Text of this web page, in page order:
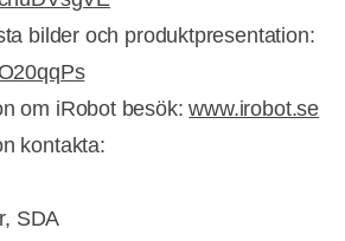
bilder och produktpresentation:
om iRobot besök:www.irobot.se
kontakta:
SDA